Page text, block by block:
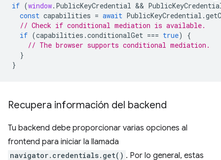
if (window. PublicKeyCredential &&
const capabilities = await PublicKeyCredential .
// Check if conditional mediation is available.
if (capabilities .conditionalGet === true)
{
// The browser supports conditional mediation.
}
}
Recupera información del backend
Tu backend debe proporcionar varias opciones al
frontend para iniciar la llamada
navigator.credentials.get() . Por lo general, estas